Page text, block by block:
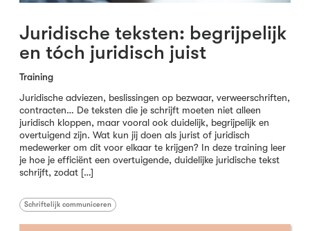
Juridische teksten: begrijpelijk
en tóch juridisch juist
Training
Juridische adviezen, beslissingen op bezwaar, verweerschriften,
contracten… De teksten die je schrijft moeten niet alleen
juridisch kloppen, maar vooral ook duidelijk, begrijpelijk en
overtuigend zijn. Wat kun jij doen als jurist of juridisch
medewerker om dit voor elkaar te krijgen? In deze training leer
je hoe je efficiënt een overtuigende, duidelijke juridische tekst
schrijft, zodat […]
Schriftelijk communiceren